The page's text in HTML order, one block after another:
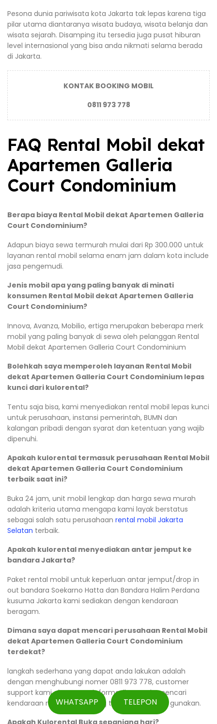
Pesona dunia pariwisata kota Jakarta tak lepas karena tiga
pilar utama diantaranya wisata budaya, wisata belanja dan
wisata sejarah. Disamping itu tersedia juga pusat hiburan
level internasional yang bisa anda nikmati selama berada
di Jakarta.
KONTAK BOOKING MOBIL
0811 973 778
FAQ Rental Mobil dekat
Apartemen Galleria
Court Condominium
Berapa biaya Rental Mobil dekat Apartemen Galleria
Court Condominium?
Adapun biaya sewa termurah mulai dari Rp 300.000 untuk
layanan rental mobil selama enam jam dalam kota include
jasa pengemudi.
Jenis mobil apa yang paling banyak di minati
konsumen Rental Mobil dekat Apartemen Galleria
Court Condominium?
Innova, Avanza, Mobilio, ertiga merupakan beberapa merk
mobil yang paling banyak di sewa oleh pelanggan Rental
Mobil dekat Apartemen Galleria Court Condominium
Bolehkah saya memperoleh layanan Rental Mobil
dekat Apartemen Galleria Court Condominium lepas
kunci dari kulorental?
Tentu saja bisa, kami menyediakan rental mobil lepas kunci
untuk perusahaan, instansi pemerintah, BUMN dan
kalangan pribadi dengan syarat dan ketentuan yang wajib
dipenuhi.
Apakah kulorental termasuk perusahaan Rental Mobil
dekat Apartemen Galleria Court Condominium
terbaik saat ini?
Buka 24 jam, unit mobil lengkap dan harga sewa murah
adalah kriteria utama mengapa kami layak berstatus
sebagai salah satu perusahaan rental mobil Jakarta
Selatan terbaik.
Apakah kulorental menyediakan antar jemput ke
bandara Jakarta?
Paket rental mobil untuk keperluan antar jemput/drop in
out bandara Soekarno Hatta dan Bandara Halim Perdana
kusuma Jakarta kami sediakan dengan kendaraan
beragam.
Dimana saya dapat mencari perusahaan Rental Mobil
dekat Apartemen Galleria Court Condominium
terdekat?
langkah sederhana yang dapat anda lakukan adalah
dengan menghubungi nomer 0811 973 778, customer
support kami akan menginformasikan anda mencari
kendaraan rental yang paling tepat untuk anda gunakan.
WHATSAPP TELEPON